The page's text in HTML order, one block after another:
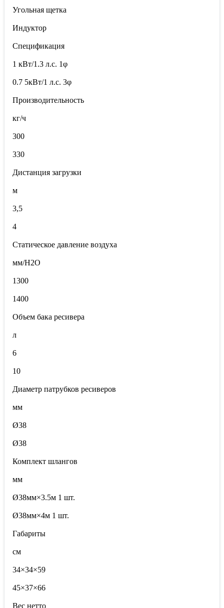
Угольная щетка
Индуктор
Спецификация
1 кВт/1.3 л.с. 1φ
0.7 5кВт/1 л.с. 3φ
Производительность
кг/ч
300
330
Дистанция загрузки
м
3,5
4
Статическое давление воздуха
мм/Н2О
1300
1400
Объем бака ресивера
л
6
10
Диаметр патрубков ресиверов
мм
Ø38
Ø38
Комплект шлангов
мм
Ø38мм×3.5м 1 шт.
Ø38мм×4м 1 шт.
Габариты
см
34×34×59
45×37×66
Вес нетто